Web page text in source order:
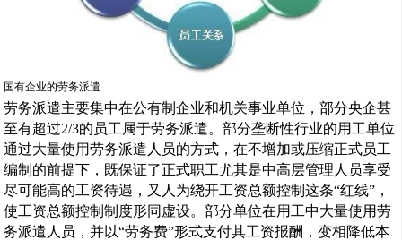
国有企业的劳务派遣
劳务派遣主要集中在公有制企业和机关事业单位，部分央企甚
至有超过2/3的员工属于劳务派遣。部分垄断性行业的用工单位
通过大量使用劳务派遣人员的方式，在不增加或压缩正式员工
编制的前提下，既保证了正式职工尤其是中高层管理人员享受
尽可能高的工资待遇，又人为绕开工资总额控制这条“红线”，
使工资总额控制制度形同虚设。部分单位在用工中大量使用劳
务派遣人员，并以“劳务费”形式支付其工资报酬，变相降低本